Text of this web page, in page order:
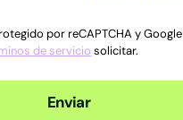
por reCAPTCHA y Google
de servicio solicitar.
Enviar